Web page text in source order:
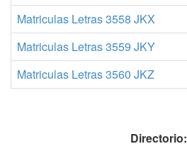
Matriculas Letras 3558 JKX
Matriculas Letras 3559 JKY
Matriculas Letras 3560 JKZ
Directorio: